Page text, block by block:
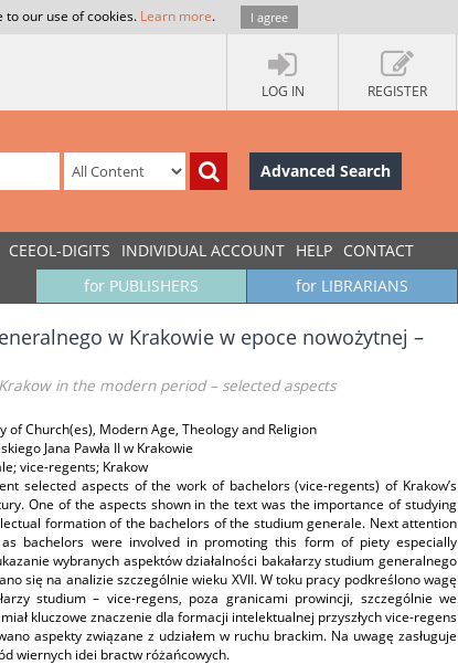
to our use of cookies. Learn more. I agree
LOG IN REGISTER
Advanced Search
CEEOL-DIGITS INDIVIDUAL ACCOUNT HELP CONTACT
for LIBRARIANS
for PUBLISHERS
w Krakowie w epoce nowożytnej –
in the modern period – selected aspects
Church(es), Modern Age, Theology and Religion
Jana Pawła II w Krakowie
vice-regents; Krakow
selected aspects of the work of bachelors (vice-regents) of Krakow’s
One of the aspects shown in the text was the importance of studying
formation of the bachelors of the studium generale. Next attention
bachelors were involved in promoting this form of piety especially
wybranych aspektów działalności bakałarzy studium generalnego
się na analizie szczególnie wieku XVII. W toku pracy podkreślono wagę
studium – vice-regens, poza granicami prowincji, szczególnie we
kluczowe znaczenie dla formacji intelektualnej przyszłych vice-regens
aspekty związane z udziałem w ruchu brackim. Na uwagę zasługuje
wiernych idei bractw różańcowych.